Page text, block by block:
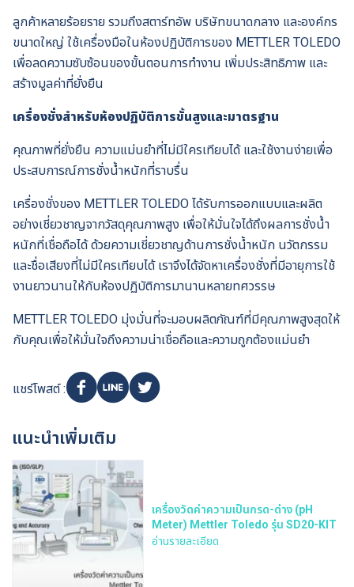
ลูกค้าหลายร้อยราย รวมถึงสตาร์ทอัพ บริษัทขนาดกลาง และองค์กร
ขนาดใหญ่ ใช้เครื่องมือในห้องปฏิบัติการของ METTLER TOLEDO
เพื่อลดความซับซ้อนของขั้นตอนการทำงาน เพิ่มประสิทธิภาพ และ
สร้างมูลค่าที่ยั่งยืน
เครื่องชั่งสำหรับห้องปฏิบัติการขั้นสูงและมาตรฐาน
คุณภาพที่ยั่งยืน ความแม่นยำที่ไม่มีใครเทียบได้ และใช้งานง่ายเพื่อ
ประสบการณ์การชั่งน้ำหนักที่ราบรื่น
เครื่องชั่งของ METTLER TOLEDO ได้รับการออกแบบและผลิต
อย่างเชี่ยวชาญจากวัสดุคุณภาพสูง เพื่อให้มั่นใจได้ถึงผลการชั่งน้ำ
หนักที่เชื่อถือได้ ด้วยความเชี่ยวชาญด้านการชั่งน้ำหนัก นวัตกรรม
และชื่อเสียงที่ไม่มีใครเทียบได้ เราจึงได้จัดหาเครื่องชั่งที่มีอายุการใช้
งานยาวนานให้กับห้องปฏิบัติการมานานหลายทศวรรษ
METTLER TOLEDO มุ่งมั่นที่จะมอบผลิตภัณฑ์ที่มีคุณภาพสูงสุดให้
กับคุณเพื่อให้มั่นใจถึงความน่าเชื่อถือและความถูกต้องแม่นยำ
แชร์โพสต์ :
แนะนำเพิ่มเติม
เครื่องวัดค่าความเป็นกรด-ด่าง (pH
Meter) Mettler Toledo รุ่น SD20-KIT
อ่านรายละเอียด